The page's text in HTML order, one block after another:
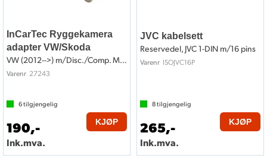
InCarTec Ryggekamera
adapter VW/Skoda
VW (2012-->) m/Disc./Comp. Media
Varenr 27243
6tilgjengelig
190,-
Ink.mva.
KJØP
JVC kabelsett
Reservedel, JVC 1-DIN m/16 pins
Varenr ISOJVC16P
8tilgjengelig
265,-
Ink.mva.
KJØP